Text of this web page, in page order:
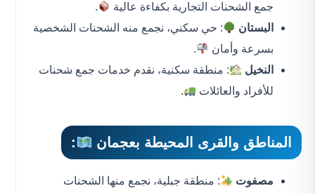
جمع الشحنات التجارية بكفاءة عالية
.
البستان
: حي سكني، نجمع منه الشحنات الشخصية
بسرعة وأمان
.
النخيل
: منطقة سكنية، نقدم خدمات جمع شحنات
للأفراد والعائلات
.
المناطق والقرى المحيطة بعجمان :
مصفوت
: منطقة جبلية، نجمع منها الشحنات